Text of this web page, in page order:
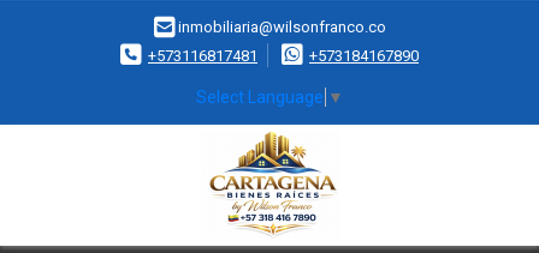
inmobiliaria@wilsonfranco.co
+573116817481
+573184167890
Select Language ▼